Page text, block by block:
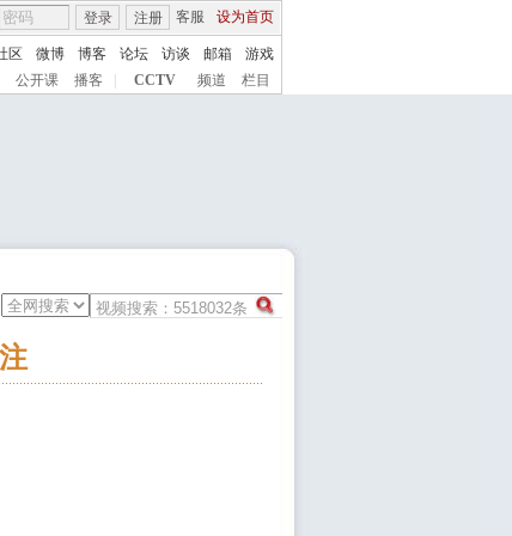
客服 设为首页
登录 注册
区 微博 博客 论坛 访谈 邮箱
游戏
公开课 播客 CCTV 频道 栏目